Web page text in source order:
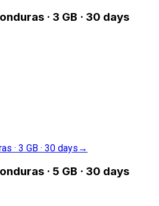
· 3 GB · 30 days
· 3 GB · 30 days →
· 5 GB · 30 days